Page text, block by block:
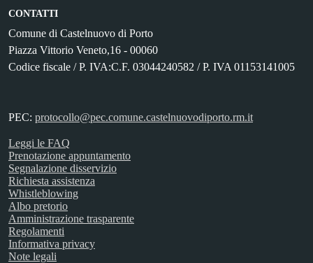
CONTATTI
Comune di Castelnuovo di Porto
Piazza Vittorio Veneto,16 - 00060
Codice fiscale / P. IVA:C.F. 03044240582 / P. IVA 01153141005
PEC: protocollo@pec.comune.castelnuovodiporto.rm.it
Leggi le FAQ
Prenotazione appuntamento
Segnalazione disservizio
Richiesta assistenza
Whistleblowing
Albo pretorio
Amministrazione trasparente
Regolamenti
Informativa privacy
Note legali